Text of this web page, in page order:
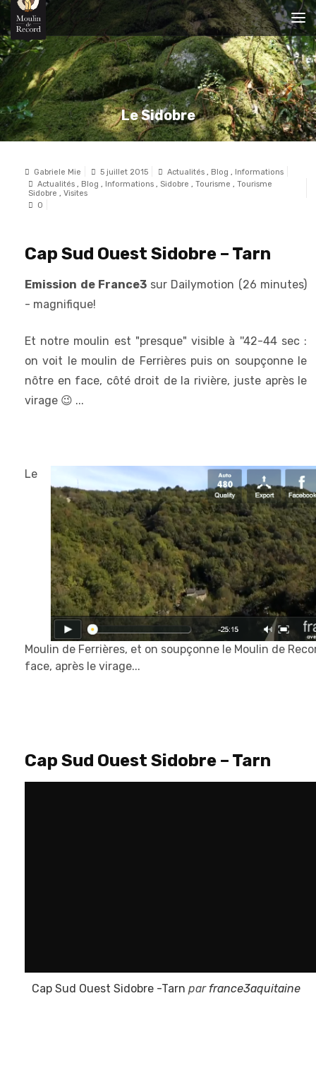
Le Sidobre
Gabriele Mie 5 juillet 2015 Actualités , Blog , Informations
Actualités , Blog , Informations , Sidobre , Tourisme , Tourisme
Sidobre , Visites
0
Cap Sud Ouest Sidobre – Tarn
Emission de France3 sur Dailymotion (26 minutes)
- magnifique!
Et notre moulin est "presque" visible à ''42-44 sec :
on voit le moulin de Ferrières puis on soupçonne le
nôtre en face, côté droit de la rivière, juste après le
virage 😉 ...
Le
Moulin de Ferrières, et on soupçonne le Moulin de
face, après le virage...
Cap Sud Ouest Sidobre – Tarn
Cap Sud Ouest Sidobre -Tarn par france3aquitaine